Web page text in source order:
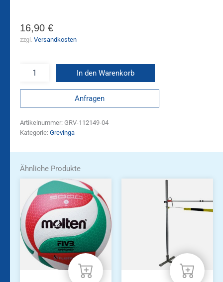
16,90 €
zzgl. Versandkosten
In den Warenkorb
Anfragen
Artikelnummer: GRV-112149-04
Kategorie: Grevinga
Ähnliche Produkte